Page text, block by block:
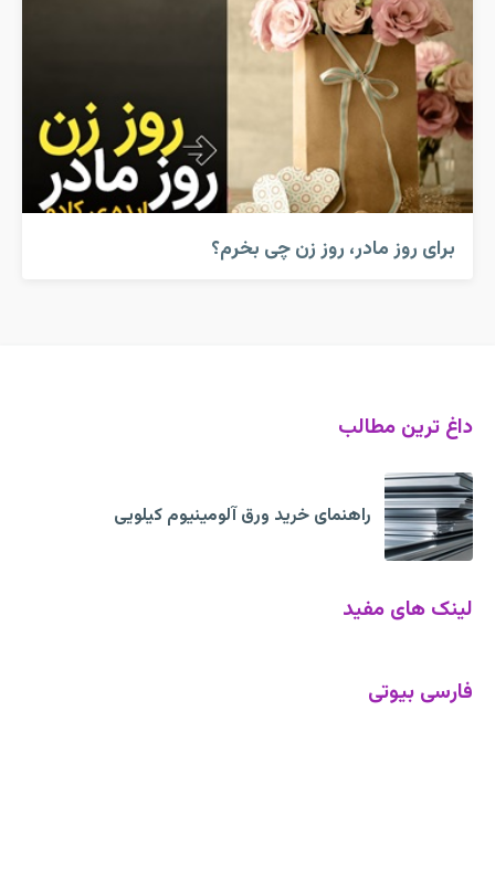
برای روز مادر، روز زن چی بخرم؟
داغ ترین مطالب
راهنمای خرید ورق آلومینیوم کیلویی
لینک های مفید
فارسی بیوتی